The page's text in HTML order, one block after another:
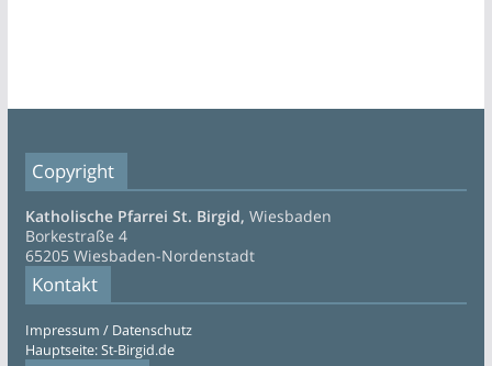
Copyright
Katholische Pfarrei St. Birgid, Wiesbaden
Borkestraße 4
65205 Wiesbaden-Nordenstadt
Kontakt
Impressum / Datenschutz
Hauptseite: St-Birgid.de